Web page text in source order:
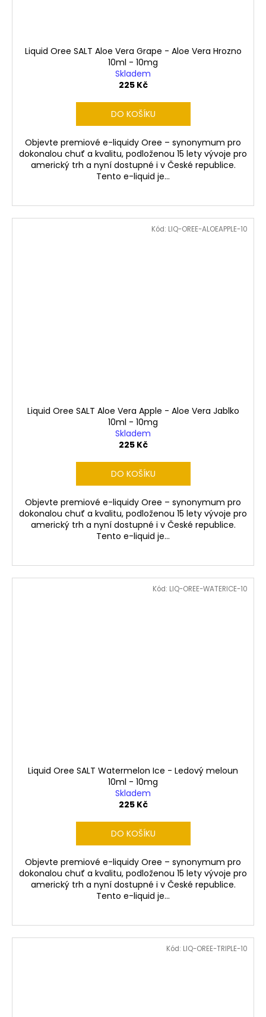
Liquid Oree SALT Aloe Vera Grape - Aloe Vera Hrozno
10ml - 10mg
Skladem
225 Kč
DO KOŠÍKU
Objevte premiové e-liquidy Oree – synonymum pro
dokonalou chuť a kvalitu, podloženou 15 lety vývoje pro
americký trh a nyní dostupné i v České republice.
Tento e-liquid je...
Liquid Oree SALT Aloe Vera Apple - Aloe Vera Jablko
10ml - 10mg
Skladem
225 Kč
DO KOŠÍKU
Objevte premiové e-liquidy Oree – synonymum pro
dokonalou chuť a kvalitu, podloženou 15 lety vývoje pro
americký trh a nyní dostupné i v České republice.
Tento e-liquid je...
Kód: LIQ-OREE-ALOEAPPLE-10
Liquid Oree SALT Watermelon Ice - Ledový meloun
10ml - 10mg
Skladem
225 Kč
DO KOŠÍKU
Objevte premiové e-liquidy Oree – synonymum pro
dokonalou chuť a kvalitu, podloženou 15 lety vývoje pro
americký trh a nyní dostupné i v České republice.
Tento e-liquid je...
Kód: LIQ-OREE-WATERICE-10
Kód: LIQ-OREE-TRIPLE-10